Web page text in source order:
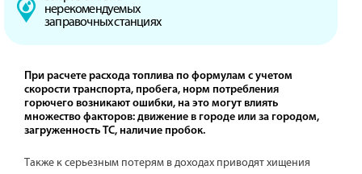
нерекомендуемых
заправочных станциях
При расчете расхода топлива по формулам с учетом
скорости транспорта, пробега, норм потребления
горючего возникают ошибки, на это могут влиять
множество факторов: движение в городе или за городом,
загруженность ТС, наличие пробок.
Также к серьезным потерям в доходах приводят хищения